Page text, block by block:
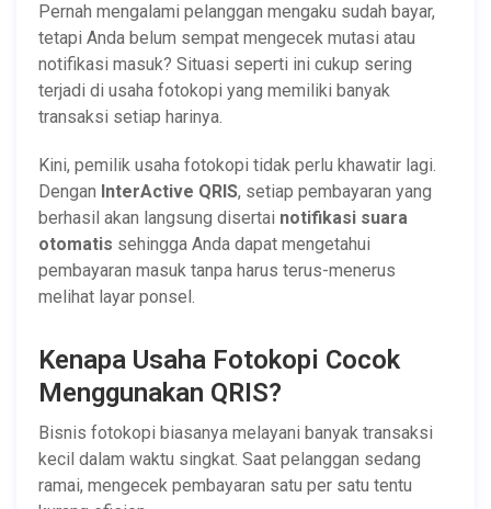
Pernah mengalami pelanggan mengaku sudah bayar,
tetapi Anda belum sempat mengecek mutasi atau
notifikasi masuk? Situasi seperti ini cukup sering
terjadi di usaha fotokopi yang memiliki banyak
transaksi setiap harinya.
Kini, pemilik usaha fotokopi tidak perlu khawatir lagi.
Dengan InterActive QRIS, setiap pembayaran yang
berhasil akan langsung disertai notifikasi suara
otomatis sehingga Anda dapat mengetahui
pembayaran masuk tanpa harus terus-menerus
melihat layar ponsel.
Kenapa Usaha Fotokopi Cocok
Menggunakan QRIS?
Bisnis fotokopi biasanya melayani banyak transaksi
kecil dalam waktu singkat. Saat pelanggan sedang
ramai, mengecek pembayaran satu per satu tentu